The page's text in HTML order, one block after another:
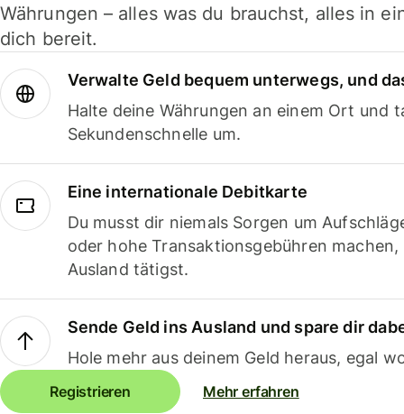
Währungen – alles was du brauchst, alles in
dich bereit.
Verwalte Geld bequem unterwegs, und
Halte deine Währungen an einem Ort und
Sekundenschnelle um.
Eine internationale Debitkarte
Du musst dir niemals Sorgen um
oder hohe Transaktionsgebühren
Ausland tätigst.
Sende Geld ins Ausland und spare dir
Hole mehr aus deinem Geld heraus, egal
Registrieren Mehr erfahren